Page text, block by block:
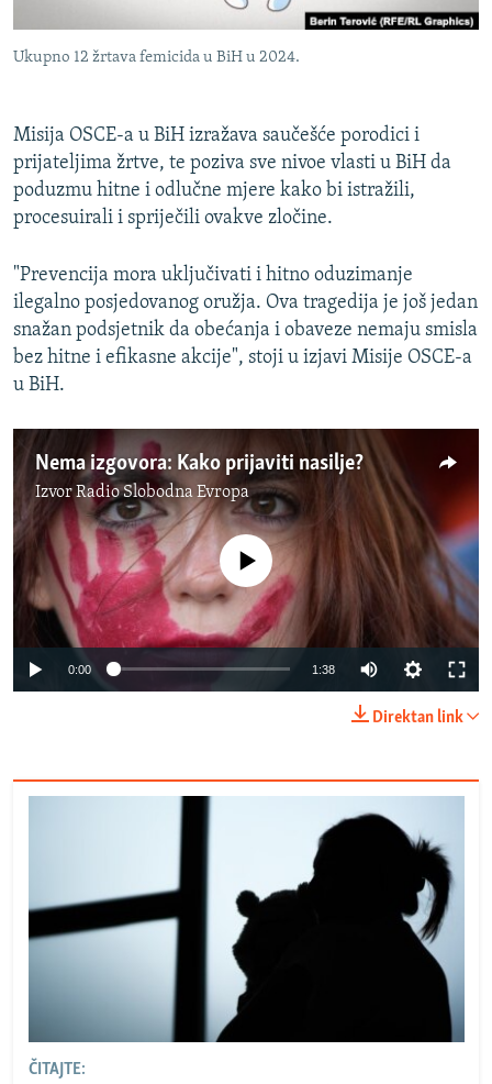
Ukupno 12 žrtava femicida u BiH u 2024.
Misija OSCE-a u BiH izražava saučešće porodici i
prijateljima žrtve, te poziva sve nivoe vlasti u BiH da
poduzmu hitne i odlučne mjere kako bi istražili,
procesuirali i spriječili ovakve zločine.
"Prevencija mora uključivati i hitno oduzimanje
ilegalno posjedovanog oružja. Ova tragedija je još jedan
snažan podsjetnik da obećanja i obaveze nemaju smisla
bez hitne i efikasne akcije", stoji u izjavi Misije OSCE-a
u BiH.
Nema izgovora: Kako prijaviti nasilje?
IzvorRadio Slobodna Evropa
Auto 240p 360p 480p
No media source currently available
0:00 1:38
480p
720p
Direktan link
ČITAJTE: